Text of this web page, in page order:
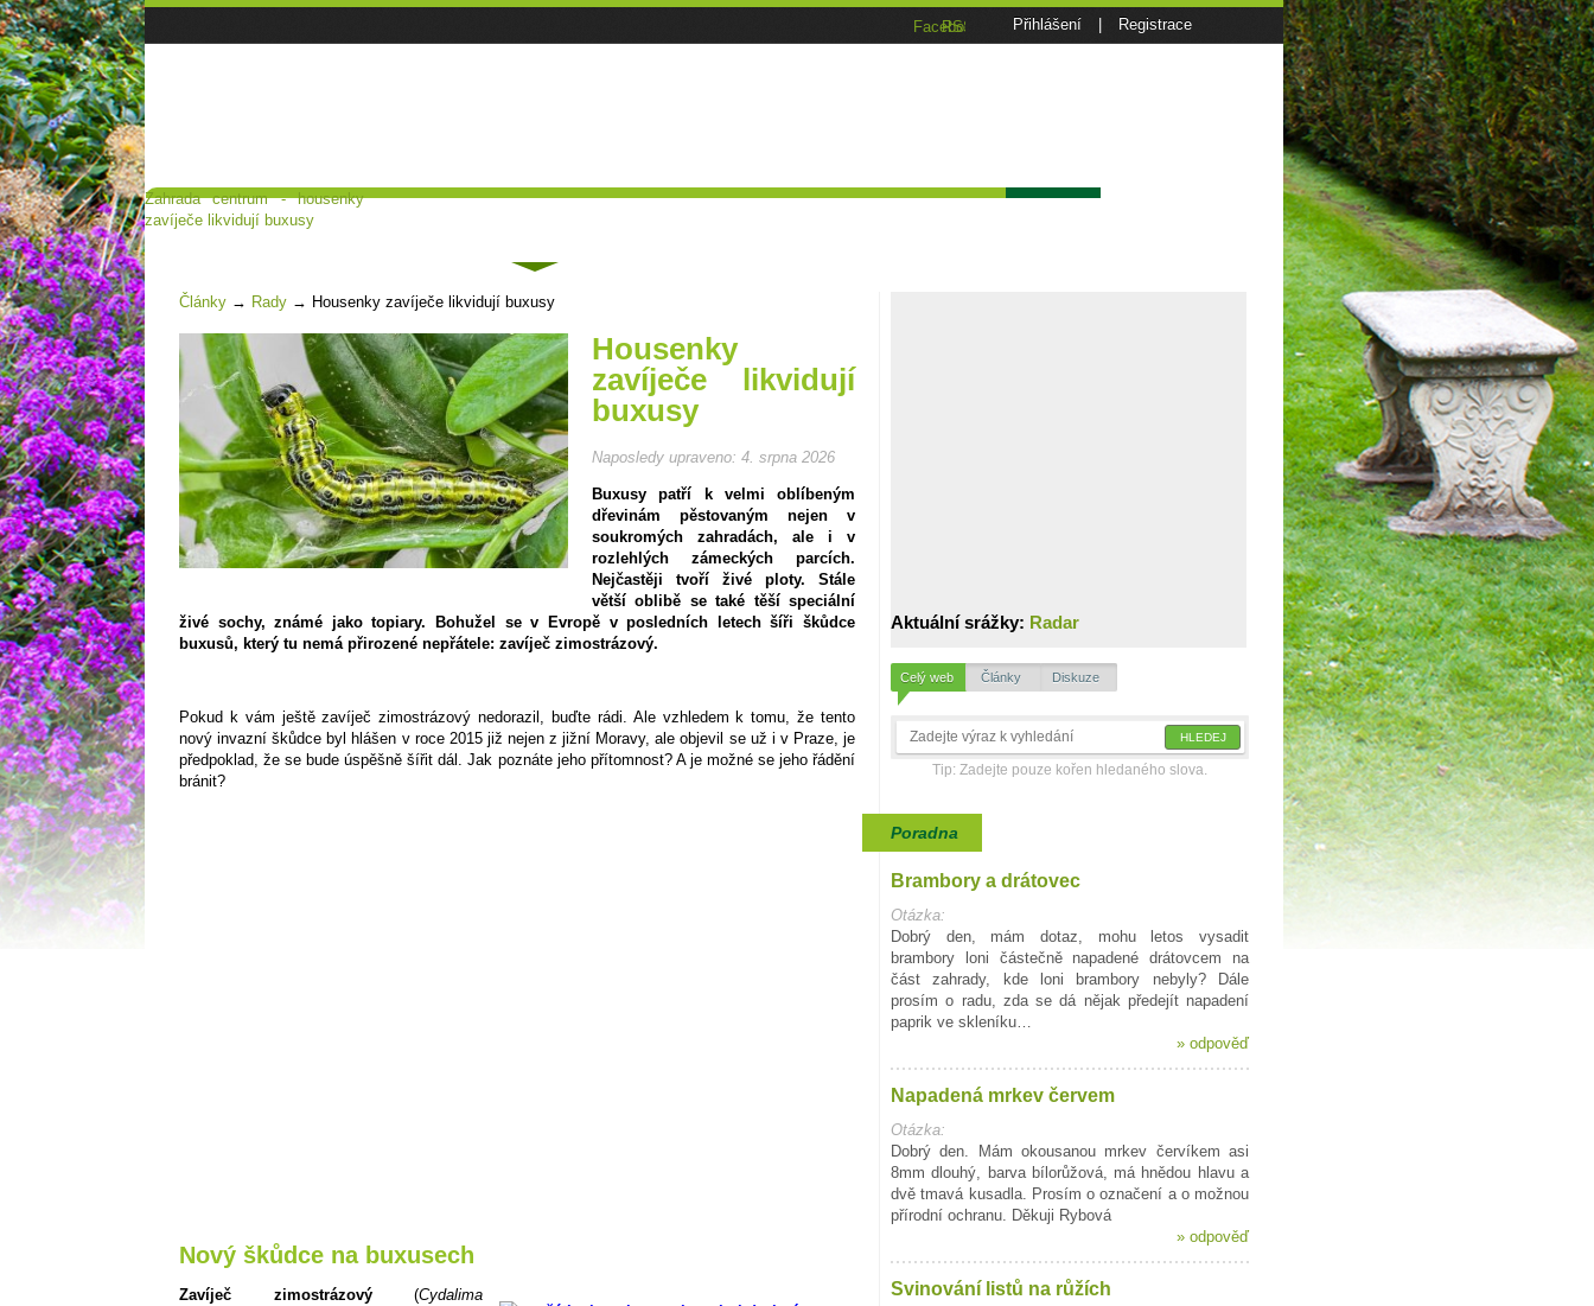
Přihlášení Registrace
Facebook
RSS
Zahrada centrum - housenky
zavíječe likvidují buxusy
Hlavní strana Poradna a diskuse
Články → Rady → Housenky zavíječe likvidují buxusy
Housenky
zavíječe likvidují
buxusy
Naposledy upraveno: 4. srpna 2026
Buxusy patří k velmi oblíbeným
dřevinám pěstovaným nejen v
soukromých zahradách, ale i v
rozlehlých zámeckých parcích.
Nejčastěji tvoří živé ploty. Stále
větší oblibě se také těší speciální
živé sochy, známé jako topiary. Bohužel se v Evropě v posledních letech šíři škůdce
buxusů, který tu nemá přirozené nepřátele: zavíječ zimostrázový.
Pokud k vám ještě zavíječ zimostrázový nedorazil, buďte rádi. Ale vzhledem k tomu, že tento
nový invazní škůdce byl hlášen v roce 2015 již nejen z jižní Moravy, ale objevil se už i v Praze, je
předpoklad, že se bude úspěšně šířit dál. Jak poznáte jeho přítomnost? A je možné se jeho řádění
bránit?
Nový škůdce na buxusech
Zavíječ zimostrázový (Cydalima
Aktuální srážky: Radar
Celý web Články Diskuze
Tip: Zadejte pouze kořen hledaného slova.
Poradna
Brambory a drátovec
Otázka:
Dobrý den, mám dotaz, mohu letos vysadit
brambory loni částečně napadené drátovcem na
část zahrady, kde loni brambory nebyly? Dále
prosím o radu, zda se dá nějak předejít napadení
paprik ve skleníku…
» odpověď
Napadená mrkev červem
Otázka:
Dobrý den. Mám okousanou mrkev červíkem asi
8mm dlouhý, barva bílorůžová, má hnědou hlavu a
dvě tmavá kusadla. Prosím o označení a o možnou
přírodní ochranu. Děkuji Rybová
» odpověď
Svinování listů na růžích